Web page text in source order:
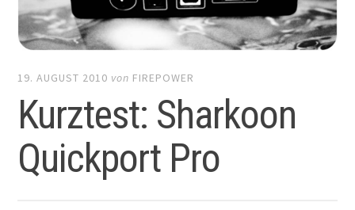
19. AUGUST 2010 von FIREPOWER
Kurztest: Sharkoon
Quickport Pro